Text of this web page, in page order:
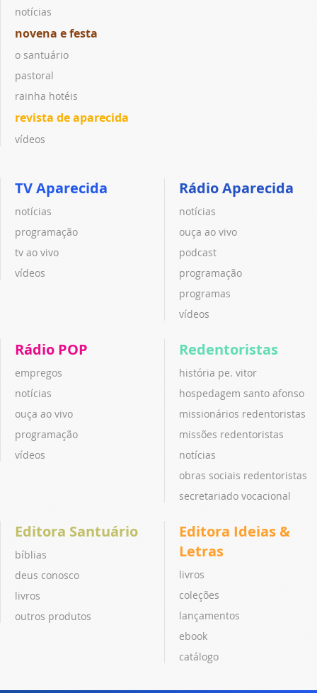
notícias
novena e festa
o santuário
pastoral
rainha hotéis
revista de aparecida
vídeos
TV Aparecida
notícias
programação
tv ao vivo
vídeos
Rádio Aparecida
notícias
ouça ao vivo
podcast
programação
programas
vídeos
Rádio POP
empregos
notícias
ouça ao vivo
programação
vídeos
Redentoristas
história pe. vitor
hospedagem santo afonso
missionários redentoristas
missões redentoristas
notícias
obras sociais redentoristas
secretariado vocacional
Editora Santuário
bíblias
deus conosco
livros
outros produtos
Editora Ideias &
Letras
livros
coleções
lançamentos
ebook
catálogo